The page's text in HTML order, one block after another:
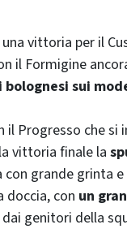
vittoria per il
il Formigine
sui
il Progresso che
vittoria finale la
grande grinta
doccia, con un
genitori della